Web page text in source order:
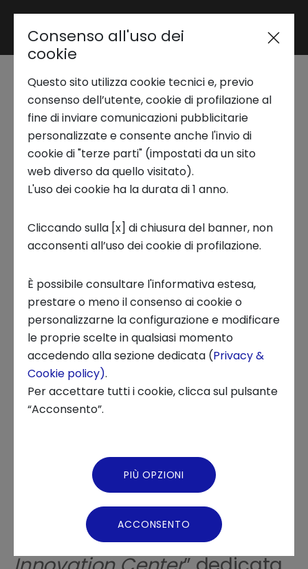
Area riservata
Trend Analysis
Applied Research
Startup Development
Business Transformation
Ecosystem enabling
Chi siamo
News ed Eventi
L’importanza della
collaborazione
sinergica tra scuole e
professionisti del
futuro
18 APRILE 2024
INNOVATION CENTER, INNOVATION, FOCUS ON, EDUCATIONAL
EVENT, EDUCATION
Per comprendere le
professioni e gli scenari del
futuro, nasce l’iniziativa “
Aula con Intesa Sanpaolo
Consenso all'uso dei
cookie
Questo sito utilizza cookie tecnici e, previo
consenso dell’utente, cookie di profilazione al
fine di inviare comunicazioni pubblicitarie
personalizzate e consente anche l'invio di
cookie di "terze parti" (impostati da un sito
web diverso da quello visitato).
L'uso dei cookie ha la durata di 1 anno.
Cliccando sulla [x] di chiusura del banner, non
acconsenti all’uso dei cookie di profilazione.
È possibile consultare l'informativa estesa,
prestare o meno il consenso ai cookie o
personalizzarne la configurazione e modificare
le proprie scelte in qualsiasi momento
accedendo alla sezione dedicata (Privacy &
Cookie policy).
Per accettare tutti i cookie, clicca sul pulsante
“Acconsento”.
PIÙ OPZIONI
ACCONSENTO